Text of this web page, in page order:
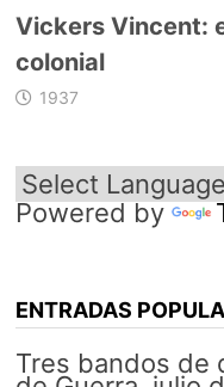
Vickers Vincent:
colonial
1937
Powered by
ENTRADAS
Tres bandos de